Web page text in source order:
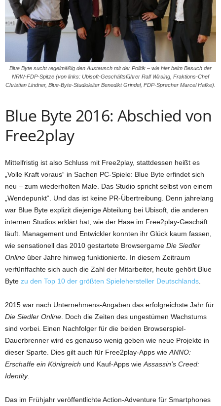
Blue Byte sucht regelmäßig den Austausch mit der Politik – wie hier beim Besuch der
NRW-FDP-Spitze (von links: Ubisoft-Geschäftsführer Ralf Wirsing, Fraktions-Chef
Christian Lindner, Blue-Byte-Studioleiter Benedikt Grindel, FDP-Sprecher Marcel Hafke).
Blue Byte 2016: Abschied von
Free2play
Mittelfristig ist also Schluss mit Free2play, stattdessen heißt es
„Volle Kraft voraus“ in Sachen PC-Spiele: Blue Byte erfindet sich
neu – zum wiederholten Male. Das Studio spricht selbst von einem
„Wendepunkt“. Und das ist keine PR-Übertreibung. Denn jahrelang
war Blue Byte explizit diejenige Abteilung bei Ubisoft, die anderen
internen Studios erklärt hat, wie der Hase im Free2play-Geschäft
läuft. Management und Entwickler konnten ihr Glück kaum fassen,
wie sensationell das 2010 gestartete Browsergame Die Siedler
Online über Jahre hinweg funktionierte. In diesem Zeitraum
verfünffachte sich auch die Zahl der Mitarbeiter, heute gehört Blue
Byte zu den Top 10 der größten Spielehersteller Deutschlands
2015 war nach Unternehmens-Angaben das erfolgreichste Jahr für
Die Siedler Online . Doch die Zeiten des ungestümen Wachstums
sind vorbei. Einen Nachfolger für die beiden Browserspiel-
Dauerbrenner wird es genauso wenig geben wie neue Projekte in
dieser Sparte. Dies gilt auch für Free2play-Apps wie ANNO:
Erschaffe ein Königreich und Kauf-Apps wie Assassin’s Creed:
Identity.
Das im Frühjahr veröffentlichte Action-Adventure für Smartphones